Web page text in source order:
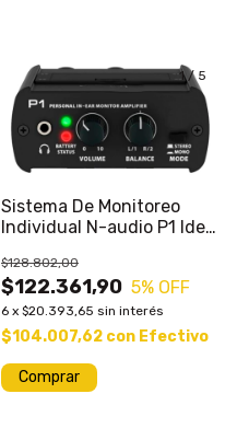
1/5
Sistema De Monitoreo
Individual N-audio P1 Ideal
$122.361,90
$128.802,00
5% OFF
6 x $20.393,65 sin interés
$104.007,62 con Efectivo